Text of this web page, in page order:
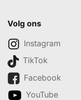
Volg ons
Instagram
TikTok
Facebook
YouTube